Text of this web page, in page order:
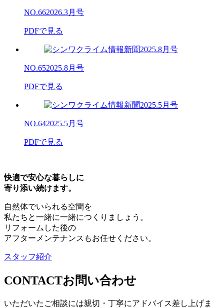
NO.662026.3月号
PDFで見る
NO.652025.8月号
PDFで見る
NO.642025.5月号
PDFで見る
快適で安心な暮らしに
寄り添い続けます。
自然体でいられる空間を
私たちと一緒に一緒につくりましょう。
リフォームした後の
アフターメンテナンスもお任せください。
スタッフ紹介
CONTACTお問い合わせ
いただいたご相談には親切・丁寧にアドバイス差し上げま